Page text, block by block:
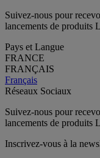
Suivez-nous pour
lancements de produits
Pays et Langue
FRANCE
FRANÇAIS
Français
Réseaux Sociaux
Suivez-nous pour
lancements de produits
Inscrivez-vous à la